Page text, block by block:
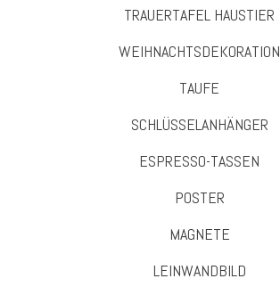
TRAUERTAFEL HAUSTIER
WEIHNACHTSDEKORATION
TAUFE
SCHLÜSSELANHÄNGER
ESPRESSO-TASSEN
POSTER
MAGNETE
LEINWANDBILD